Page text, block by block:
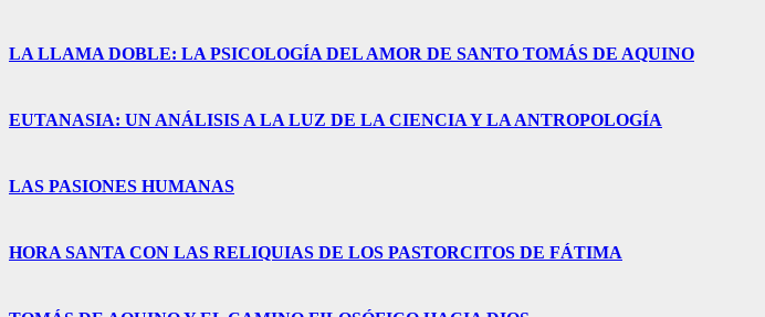
LA LLAMA DOBLE: LA PSICOLOGÍA DEL AMOR DE SANTO TOMÁS DE AQUINO
EUTANASIA: UN ANÁLISIS A LA LUZ DE LA CIENCIA Y LA ANTROPOLOGÍA
LAS PASIONES HUMANAS
HORA SANTA CON LAS RELIQUIAS DE LOS PASTORCITOS DE FÁTIMA